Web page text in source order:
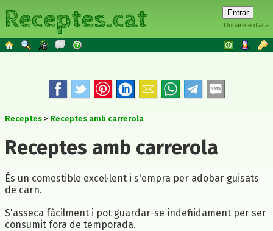
Donar-se d'alta
Receptes.cat
Receptes Receptes amb carrerola
Receptes amb carrerola
És un comestible excel·lent i s'empra per adobar guisats
de carn.
S'asseca fàcilment i pot guardar-se indefinidament per ser
consumit fora de temporada.